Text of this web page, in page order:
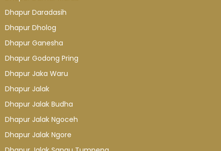
Dhapur Daradasih
Dhapur Dholog
Dhapur Ganesha
Dhapur Godong Pring
Dhapur Jaka Waru
Dhapur Jalak
Dhapur Jalak Budha
Dhapur Jalak Ngoceh
Dhapur Jalak Ngore